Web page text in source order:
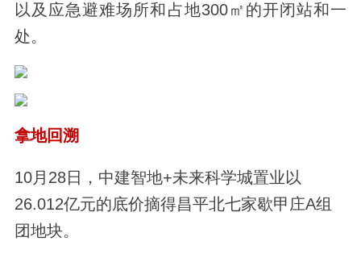
以及应急避难场所和占地300㎡的开闭站和一
处。
拿地回溯
10月28日，中建智地+未来科学城置业以
26.012亿元的底价摘得昌平北七家歇甲庄A组
团地块。